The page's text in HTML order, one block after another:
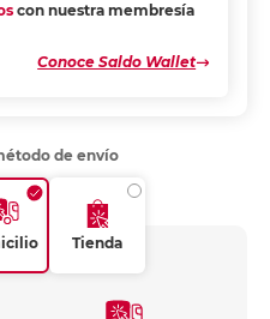
con nuestra membresía
Conoce Saldo Wallet
de envío
Tienda